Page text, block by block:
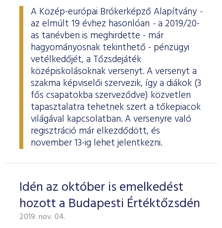
A Közép-európai Brókerképző Alapítvány -
az elmúlt 19 évhez hasonlóan -a 2019/20-
as tanévben is meghirdette - már
hagyományosnak tekinthető - pénzügyi
vetélkedőjét, a Tőzsdejáték
középiskolásoknak versenyt. A versenyt a
szakma képviselői szervezik, így a diákok (3
fős csapatokba szerveződve) közvetlen
tapasztalatra tehetnek szert a tőkepiacok
világával kapcsolatban. A versenyre való
regisztráció már elkezdődött, és
november 13-ig lehet jelentkezni.
Idén az október is emelkedést
hozott a Budapesti Értéktőzsdén
2019. nov. 04.